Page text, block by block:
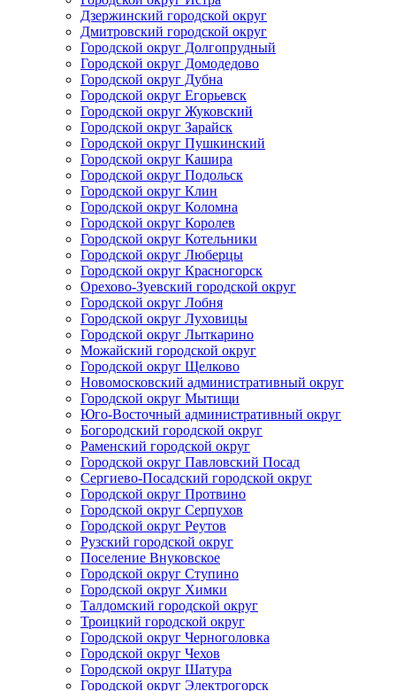
Дзержинский городской округ
Дмитровский городской округ
Городской округ Долгопрудный
Городской округ Домодедово
Городской округ Дубна
Городской округ Егорьевск
Городской округ Жуковский
Городской округ Зарайск
Городской округ Пушкинский
Городской округ Кашира
Городской округ Подольск
Городской округ Клин
Городской округ Коломна
Городской округ Королев
Городской округ Котельники
Городской округ Люберцы
Городской округ Красногорск
Орехово-Зуевский городской округ
Городской округ Лобня
Городской округ Луховицы
Городской округ Лыткарино
Можайский городской округ
Городской округ Щелково
Новомосковский административный округ
Городской округ Мытищи
Юго-Восточный административный округ
Богородский городской округ
Раменский городской округ
Городской округ Павловский Посад
Сергиево-Посадский городской округ
Городской округ Протвино
Городской округ Серпухов
Городской округ Реутов
Рузский городской округ
Поселение Внуковское
Городской округ Ступино
Городской округ Химки
Талдомский городской округ
Троицкий городской округ
Городской округ Черноголовка
Городской округ Чехов
Городской округ Шатура
Городской округ Электрогорск